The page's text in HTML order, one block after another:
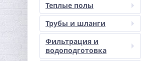
Теплые полы
Трубы и шланги
Фильтрация и
водоподготовка